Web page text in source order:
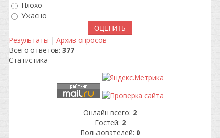
Плохо
Ужасно
Результаты | Архив опросов
Всего ответов: 377
Статистика
Онлайн всего: 2
Гостей: 2
Пользователей: 0